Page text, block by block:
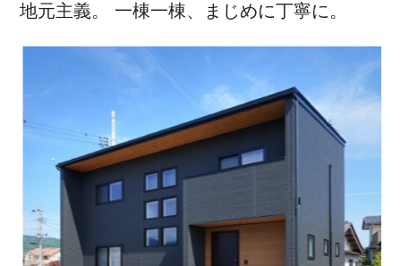
地元主義。 一棟一棟、まじめに丁寧に。